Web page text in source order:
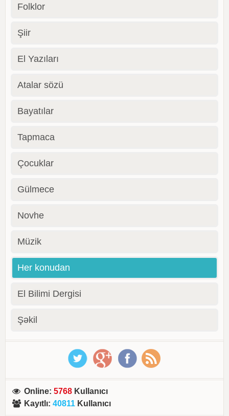
Folklor
Şiir
El Yazıları
Atalar sözü
Bayatılar
Tapmaca
Çocuklar
Gülmece
Novhe
Müzik
Her konudan
El Bilimi Dergisi
Şəkil
Online:5768 Kullanıcı
Kayıtlı:40811 Kullanıcı